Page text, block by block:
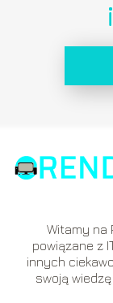
Witamy na
powiązane z
innych
swoją